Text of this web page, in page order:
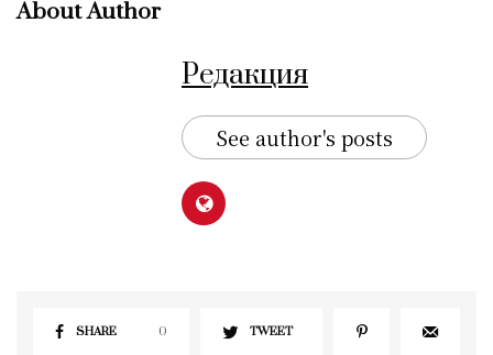
About Author
Редакция
See author's posts
SHARE 0 TWEET